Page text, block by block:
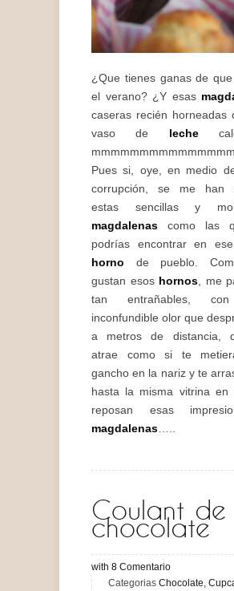
¿Que tienes ganas de
el verano? ¿Y esas
caseras recién horneadas
vaso de leche
Pues si, oye, en medio
corrupción, se me han
estas sencillas y
magdalenas como las
podrías encontrar en
horno de pueblo.
gustan esos hornos , me
tan entrañables,
inconfundible olor que
a metros de distancia,
atrae como si te
gancho en la nariz y te
hasta la misma vitrina en
reposan esas
magdalenas
Coulant de
chocolate
with 8 Comentario
Categorias Chocolate,